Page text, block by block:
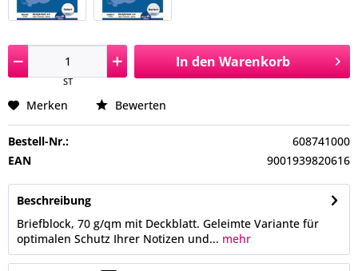
ST
In den Warenkorb
Merken Bewerten
Bestell-Nr.:
608741000
EAN
9001939820616
Beschreibung
Briefblock, 70 g/qm mit Deckblatt. Geleimte Variante für
optimalen Schutz Ihrer Notizen und... mehr